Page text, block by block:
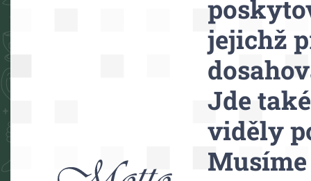
jejichž
Jde
viděly